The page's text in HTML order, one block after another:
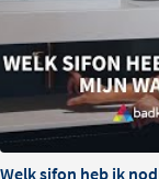
indruk,
Perfect
Welk sifon heb ik